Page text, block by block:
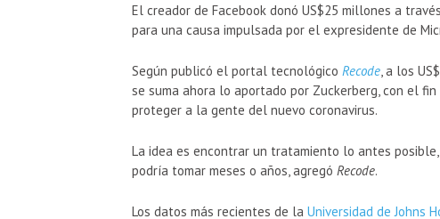
El creador de Facebook donó US$25 millones a
para una causa impulsada por el expresidente de
Según publicó el portal tecnológico Recode , a los
se suma ahora lo aportado por Zuckerberg, con el
proteger a la gente del nuevo coronavirus.
La idea es encontrar un tratamiento lo antes
podría tomar meses o años, agregó Recode.
Los datos más recientes de la Universidad de Johns